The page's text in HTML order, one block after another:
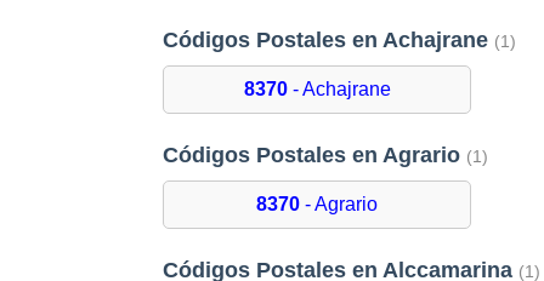
Códigos Postales en Achajrane (1)
8370- Achajrane
Códigos Postales en Agrario (1)
8370 - Agrario
Códigos Postales en Alccamarina (1)